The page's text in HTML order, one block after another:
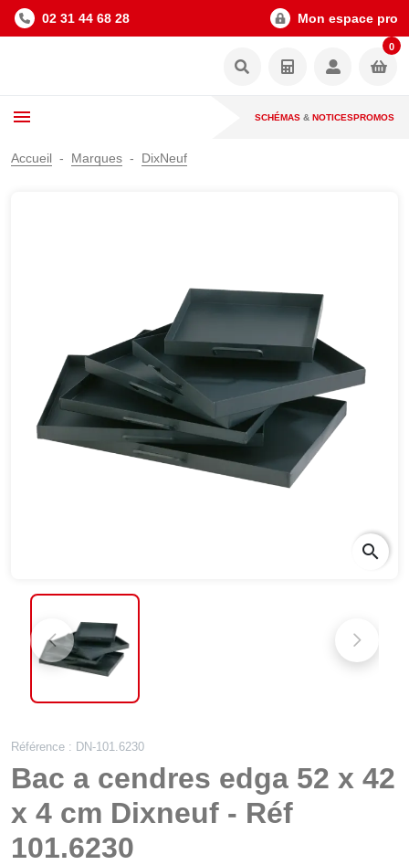
02 31 44 68 28 Mon espace pro
0
SCHÉMAS & NOTICESPROMOS
Accueil Marques DixNeuf
search
Référence : DN-101.6230
Bac a cendres edga 52 x 42
x 4 cm Dixneuf - Réf
101.6230